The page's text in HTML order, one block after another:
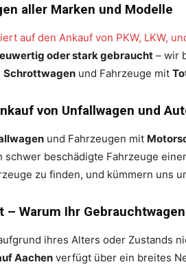
aller Marken und Modelle
auf den Ankauf von PKW, LKW,
oder stark gebraucht – wir
Schrottwagen und Fahrzeuge mit
von Unfallwagen und
und Fahrzeugen mit
schwer beschädigte Fahrzeuge
zu finden, und kümmern uns
– Warum Ihr
ihres Alters oder Zustands
Aachen verfügt über ein breites